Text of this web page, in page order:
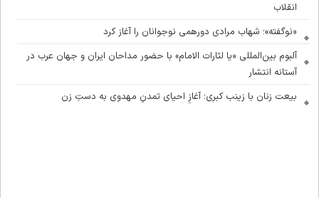
انقلاب
«نوگفته»؛ شهاب مرادی دورهمی نوجوانان را آغاز کرد
آلبوم بین‌المللی «یا لثارات الامام» با حضور مداحان ایران و جهان عرب در
آستانه انتشار
بیعت زنان با زینب کبری؛ آغازِ احیای تمدنِ مهدوی به دستِ زن